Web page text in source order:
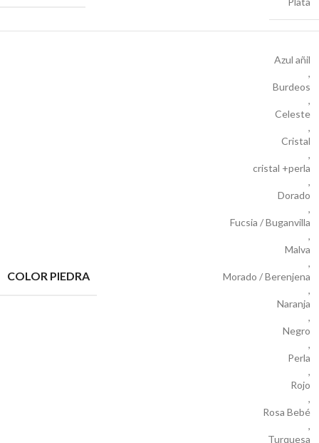
COLOR PIEDRA
Azul añil
,
Burdeos
,
Celeste
,
Cristal
,
cristal +perla
,
Dorado
,
Fucsia / Buganvilla
,
Malva
,
Morado / Berenjena
,
Naranja
,
Negro
,
Perla
,
Rojo
,
Rosa Bebé
,
Turquesa